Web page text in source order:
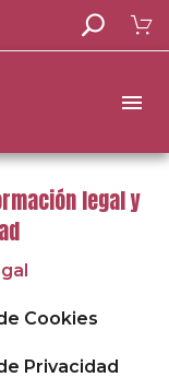
legal y
Cookies
Privacidad